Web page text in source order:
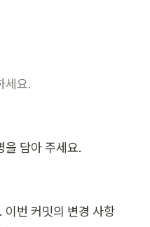
세요.
을 담아 주세요.
이번 커밋의 변경 사항